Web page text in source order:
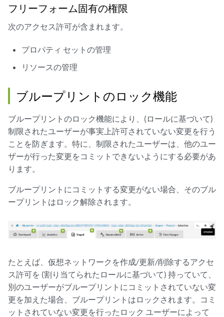
フリーフォーム固有の権限
次のアクセス許可が含まれます。
プロパティ セットの管理
リソースの管理
ブループリントのロック機能
ブループリントのロック機能により、(ロールに基づいて)
制限されたユーザーが事実上許可されていない変更を行う
ことを防ぎます。特に、制限されたユーザーは、他のユー
ザーが行った変更をコミットできないようにする必要があ
ります。
ブループリントにコミットする変更がない場合、そのブル
ープリントはロック解除されます。
たとえば、仮想ネットワークを作成/更新/削除するアクセ
ス許可を (割り当てられたロールに基づいて) 持っていて、
別のユーザーがブループリントにコミットされていない変
更を加えた場合、ブループリントはロックされます。コミ
ットされていない変更を行ったロック ユーザーによって